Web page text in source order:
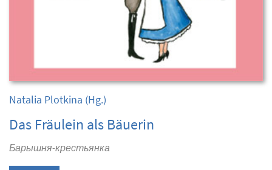
Natalia Plotkina (Hg.)
Das Fräulein als Bäuerin
Барышня-крестьянка